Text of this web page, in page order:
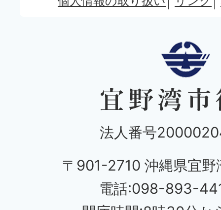
法人番号
〒901-2710 沖縄県宜野
電話:098-893-